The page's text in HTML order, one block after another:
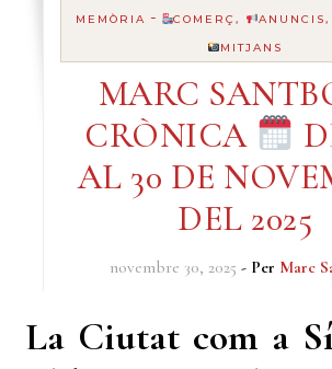
MEMÒRIA - COMERÇ, ANUNCIS,
MITJANS
MARC
CRÒNICA
AL 30 DE
DEL 2025
novembre 30, 2025 - Per Marc
La Ciutat com a